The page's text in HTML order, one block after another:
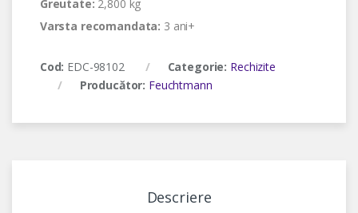
Greutate: 2,800 kg
Varsta recomandata: 3 ani+
Cod: EDC-98102 Categorie: Rechizite
Producător: Feuchtmann
Descriere